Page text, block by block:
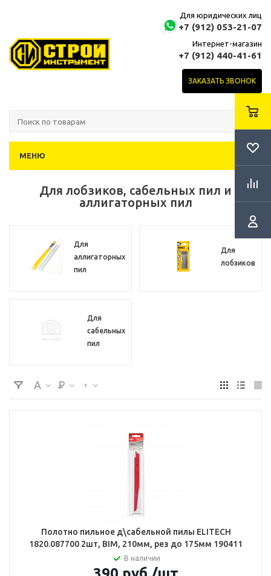
Для юридических лиц
+7 (912) 053-21-07
Интернет-магазин
+7 (912) 440-41-61
ЗАКАЗАТЬ ЗВОНОК
МЕНЮ
Для лобзиков, сабельных пил и
аллигаторных пил
Для
аллигаторных
пил
Для
лобзиков
Для
сабельных
пил
Полотно пильное д\сабельной пилы ELITECH
1820.087700 2шт, BIM, 210мм, рез до 175мм 190411
В наличии